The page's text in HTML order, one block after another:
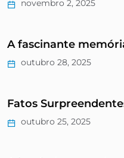
novembro 2, 2025
A fascinante
outubro 28, 2025
Fatos
outubro 25, 2025